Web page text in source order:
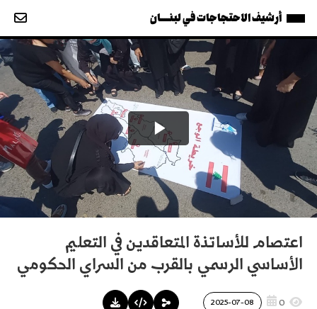
أرشيف الاحتجاجات في لبنــــان
اعتصام للأساتذة المتعاقدين في التعليم
الأساسي الرسمي بالقرب من السراي الحكومي
0
2025-07-08